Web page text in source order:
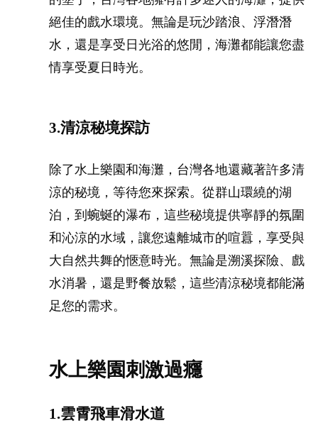
絕佳的戲水環境。無論是玩沙踏浪、浮潛潛
水，還是享受日光浴的悠閒，海灘都能讓您盡
情享受夏日時光。
3.清涼秘境探訪
除了水上樂園和海灘，台灣各地還藏著許多清
涼的秘境，等待您來探索。從群山環繞的湖
泊，到蜿蜒的瀑布，這些秘境提供寧靜的氛圍
和沁涼的水域，讓您遠離城市的喧囂，享受與
大自然共舞的愜意時光。無論是溯溪探險、戲
水消暑，還是野餐放鬆，這些清涼秘境都能滿
足您的需求。
水上樂園刺激過癮
1.雲霄飛車滑水道